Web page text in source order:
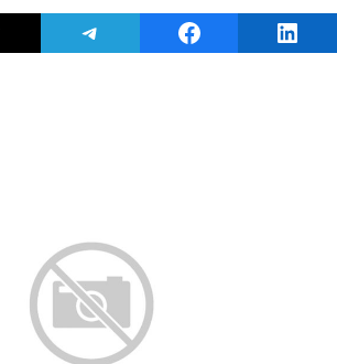
Share on ThreadsShare on TelegramShare on Facebook